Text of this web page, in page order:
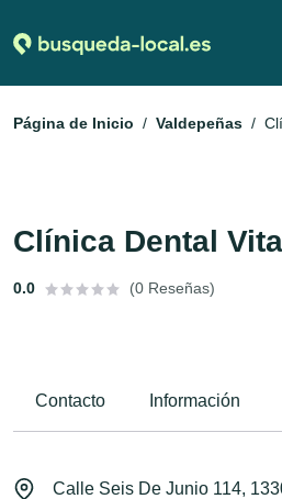
Página de Inicio Valdepeñas
Clínica Dental
0.0 (0 Reseñas)
Contacto Información
Calle Seis De Junio 114,